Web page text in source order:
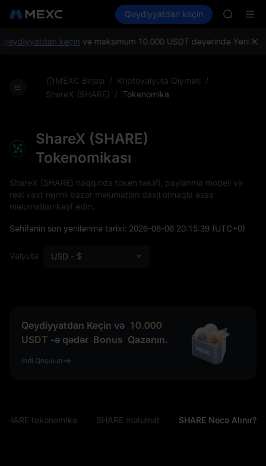
Bazarlar Spot Futures SPCX
Qeydiyyatdan keçin
SPCX
HFT
keçinvə maksimum 10.000 USDT dəyərində Yeni
MEXC Birjası / Kriptovalyuta Qiyməti /
ShareX (SHARE)
/ Tokenomika
ShareX (SHARE)
Tokenomikası
ShareX (SHARE) haqqında token təklifi, paylanma modeli və
real vaxt rejimli bazar məlumatları daxil olmaqla əsas
məlumatları kəşf edin.
Səhifənin son yenilənmə tarixi: 2026-08-06 20:15:39 (UTC+0)
Valyuta USD - $
Qeydiyyatdan Keçin və 10.000
USDT -ə qədər Bonus Qazanın.
İndi Qoşulun
SHARE tekonomika SHARE məlumat SHARE Necə Alınır?